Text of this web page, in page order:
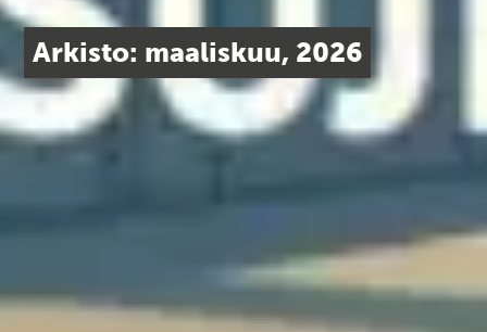
Arkisto: maaliskuu, 2026